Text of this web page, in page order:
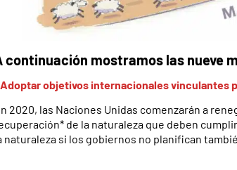
continuación mostramos las nueve
Adoptar objetivos internacionales vinculantes
2020, las Naciones Unidas comenzarán a
de la naturaleza que deben
naturaleza si los gobiernos no planifican